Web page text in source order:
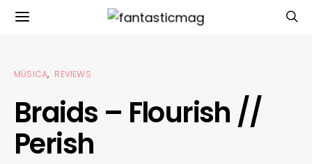
MÚSICA REVIEWS
Braids – Flourish //
Perish